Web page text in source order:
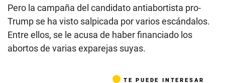
Pero la campaña del candidato antiabortista pro-
Trump se ha visto salpicada por varios escándalos.
Entre ellos, se le acusa de haber financiado los
abortos de varias exparejas suyas.
TE PUEDE INTERESAR